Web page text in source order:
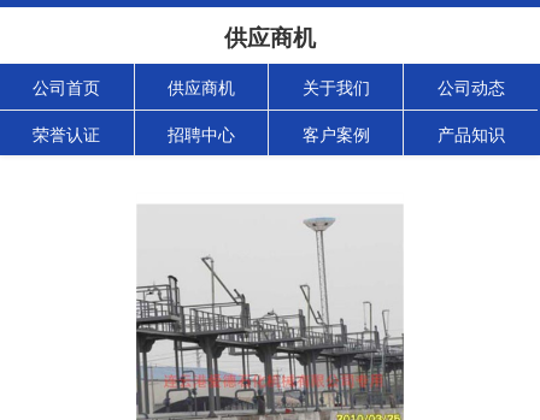
供应商机
公司首页 供应商机 关于我们 公司动态
荣誉认证 招聘中心 客户案例 产品知识